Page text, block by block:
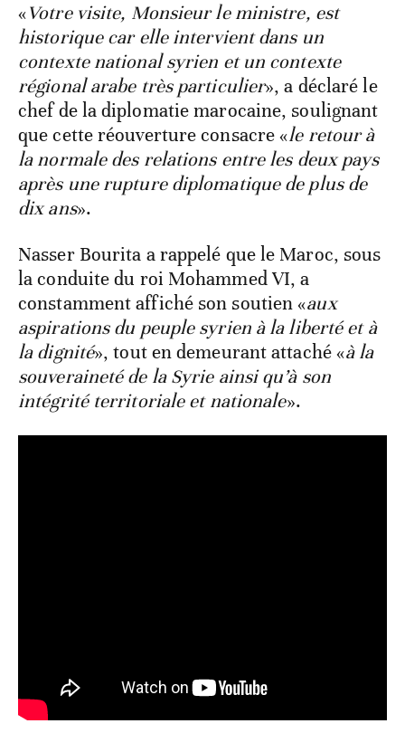
«Votre visite, Monsieur le ministre, est
historique car elle intervient dans un
contexte national syrien et un contexte
régional arabe très particulier», a déclaré le
chef de la diplomatie marocaine, soulignant
que cette réouverture consacre «le retour à
la normale des relations entre les deux pays
après une rupture diplomatique de plus de
dix ans».
Nasser Bourita a rappelé que le Maroc, sous
la conduite du roi Mohammed VI, a
constamment affiché son soutien «aux
aspirations du peuple syrien à la liberté et à
la dignité», tout en demeurant attaché «à la
souveraineté de la Syrie ainsi qu’à son
intégrité territoriale et nationale».